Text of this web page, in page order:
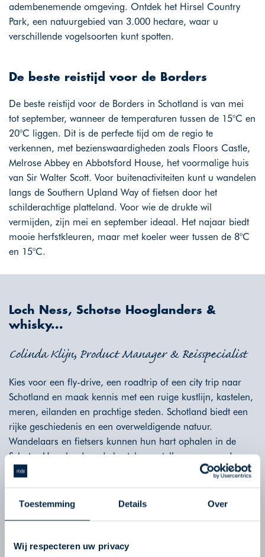
Toestemming Details Over
Wij respecteren uw privacy
adembenemende omgeving. Ontdek het Hirsel Country
Park, een natuurgebied van 3.000 hectare, waar u
verschillende vogelsoorten kunt spotten.
De beste reistijd voor de Borders
De beste reistijd voor de Borders in Schotland is van mei
tot september, wanneer de temperaturen tussen de 15°C en
20°C liggen. Dit is de perfecte tijd om de regio te
verkennen, met bezienswaardigheden zoals Floors Castle,
Melrose Abbey en Abbotsford House, het voormalige huis
van Sir Walter Scott. Voor buitenactiviteiten kunt u wandelen
langs de Southern Upland Way of fietsen door het
schilderachtige platteland. Voor wie de drukte wil
vermijden, zijn mei en september ideaal. Het najaar biedt
mooie herfstkleuren, maar met koeler weer tussen de 8°C
en 15°C.
Loch Ness, Schotse Hooglanders &
whisky...
Colinda Klijn, Product Manager & Reisspecialist
Kies voor een fly-drive, een roadtrip of een city trip naar
Schotland en maak kennis met een ruige kustlijn, kastelen,
meren, eilanden en prachtige steden. Schotland biedt een
rijke geschiedenis en een overweldigende natuur.
Wandelaars en fietsers kunnen hun hart ophalen in de
Schotse Hooglanden, de kastelen vertellen u over oude
legendes en in de steden kunt u dwalen door de
dit bijzondere land waar men graag een kilt draagt, haggis